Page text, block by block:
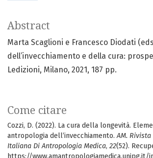
Come citare
Cozzi, D. (2022). La cura della longevità.
antropologia dell’invecchiamento.AM.
Italiana Di Antropologia Medica, 22(52).
https://www.amantropologiamedica.unipg.it/
Abstract
Marta Scaglioni e Francesco Diodati
dell’invecchiamento e della cura:
Ledizioni, Milano, 2021, 187 pp.